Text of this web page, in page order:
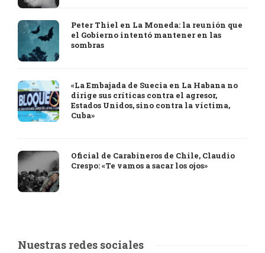
Peter Thiel en La Moneda: la reunión que
el Gobierno intentó mantener en las
sombras
«La Embajada de Suecia en La Habana no
dirige sus críticas contra el agresor,
Estados Unidos, sino contra la víctima,
Cuba»
Oficial de Carabineros de Chile, Claudio
Crespo: «Te vamos a sacar los ojos»
Nuestras redes sociales